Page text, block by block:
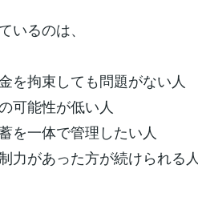
いるのは、
拘束しても問題がない人
能性が低い人
一体で管理したい人
があった方が続けられる人